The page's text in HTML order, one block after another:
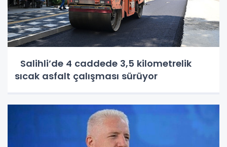
Salihli’de 4 caddede 3,5 kilometrelik
sıcak asfalt çalışması sürüyor